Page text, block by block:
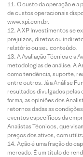
O custo da operação e a
de custos operacionais
www.xpi.com.br.
A XP Investimentos se
prejuízos, diretos ou
relatório ou seu conteúdo.
A Avaliação Técnica e a
metodologias de análise. A
como tendência, suporte,
entre outros. Já a Análise
resultados divulgados pelas
forma, as opiniões dos
retornos dadas as
eventos específicos da
Analistas Técnicos, que
preços dos ativos, com
Ação é uma fração do
mercado. É um título de